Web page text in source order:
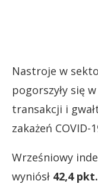
Nastroje w
pogorszyły się
transakcji i
zakażeń COVID-
Wrześniowy
wyniósł 42,4 pkt.